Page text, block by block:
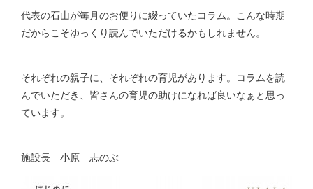
代表の石山が毎月のお便りに綴っていたコラム。こんな時期
だからこそゆっくり読んでいただけるかもしれません。
それぞれの親子に、それぞれの育児があります。コラムを読
んでいただき、皆さんの育児の助けになれば良いなぁと思っ
ています。
施設長 小原 志のぶ